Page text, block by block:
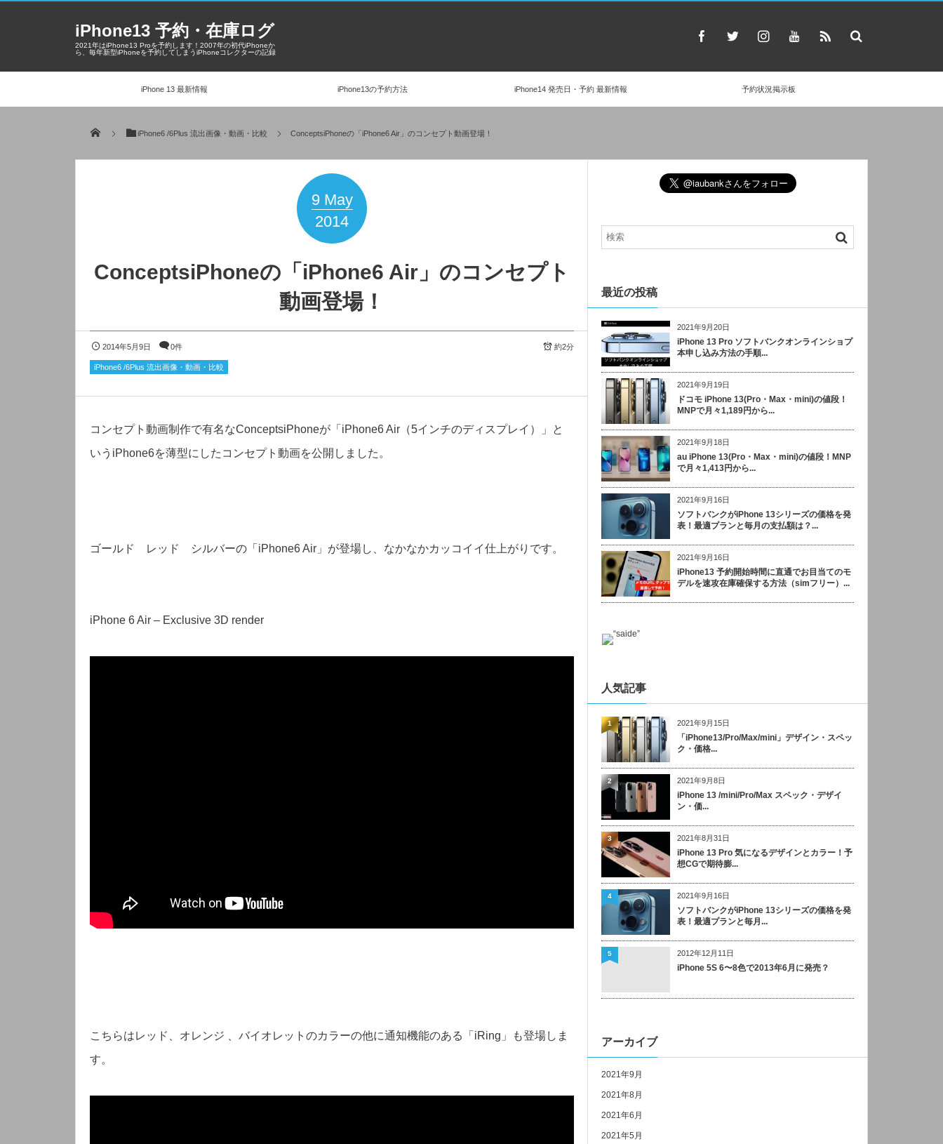
iPhone13 予約・在庫ログ
2021年はiPhone13 Proを予約します！2007年の初代iPhoneか
ら、毎年新型iPhoneを予約してしまうiPhoneコレクターの記録
iPhone 13 最新情報 iPhone13の予約方法 iPhone14 発売日・予約 最新情報 予約状況掲示板
iPhone6 /6Plus 流出画像・動画・比較 ConceptsiPhoneの「iPhone6 Air」のコンセプト動画登場！
9 May
2014
ConceptsiPhoneの「iPhone6 Air」のコンセプト
動画登場！
2014年5月9日 0件 約2分
iPhone6 /6Plus 流出画像・動画・比較
コンセプト動画制作で有名なConceptsiPhoneが「iPhone6 Air（5インチのディスプレイ）」と
いうiPhone6を薄型にしたコンセプト動画を公開しました。
ゴールド レッド シルバーの「iPhone6 Air」が登場し、なかなかカッコイイ仕上がりです。
iPhone 6 Air – Exclusive 3D render
こちらはレッド、オレンジ 、バイオレットのカラーの他に通知機能のある「iRing」も登場しま
す。
最近の投稿
2021年9月20日
iPhone 13 Pro ソフトバンクオンラインショプ
本申し込み方法の手順...
2021年9月19日
ドコモ iPhone 13(Pro・Max・mini)の値段！
MNPで月々1,189円から...
2021年9月18日
au iPhone 13(Pro・Max・mini)の値段！MNP
で月々1,413円から...
2021年9月16日
ソフトバンクがiPhone 13シリーズの価格を発
表！最適プランと毎月の支払額は？...
2021年9月16日
iPhone13 予約開始時間に直通でお目当てのモ
デルを速攻在庫確保する方法（simフリー）...
人気記事
2021年9月15日
「iPhone13/Pro/Max/mini」デザイン・スペッ
ク・価格...
1
2021年9月8日
iPhone 13 /mini/Pro/Max スペック・デザイ
ン・価...
2
2021年8月31日
iPhone 13 Pro 気になるデザインとカラー！予
想CGで期待膨...
3
2021年9月16日
ソフトバンクがiPhone 13シリーズの価格を発
表！最適プランと毎月...
4
2012年12月11日
iPhone 5S 6〜8色で2013年6月に発売？
5
アーカイブ
2021年9月
2021年8月
2021年6月
2021年5月